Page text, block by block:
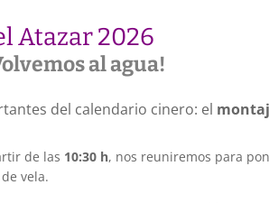
Atazar 2026
al agua!
del calendario cinero: el
de las 10:30 h, nos reuniremos para
vela.